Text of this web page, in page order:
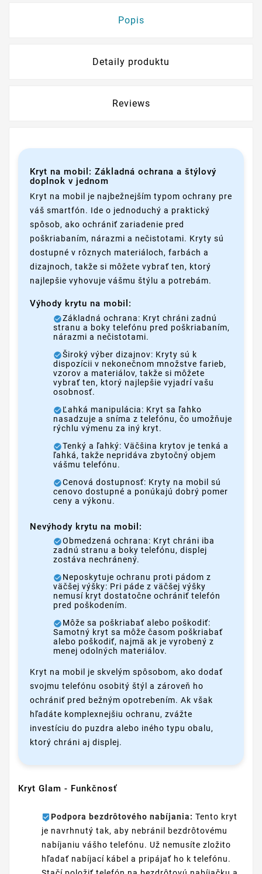
Popis
Detaily produktu
Reviews
Kryt na mobil: Základná ochrana a štýlový
doplnok v jednom
Kryt na mobil je najbežnejším typom ochrany pre
váš smartfón. Ide o jednoduchý a praktický
spôsob, ako ochrániť zariadenie pred
poškriabaním, nárazmi a nečistotami. Kryty sú
dostupné v rôznych materiáloch, farbách a
dizajnoch, takže si môžete vybrať ten, ktorý
najlepšie vyhovuje vášmu štýlu a potrebám.
Výhody krytu na mobil:
Základná ochrana: Kryt chráni zadnú
stranu a boky telefónu pred poškriabaním,
nárazmi a nečistotami.
Široký výber dizajnov: Kryty sú k
dispozícii v nekonečnom množstve farieb,
vzorov a materiálov, takže si môžete
vybrať ten, ktorý najlepšie vyjadrí vašu
osobnosť.
Ľahká manipulácia: Kryt sa ľahko
nasadzuje a sníma z telefónu, čo umožňuje
rýchlu výmenu za iný kryt.
Tenký a ľahký: Väčšina krytov je tenká a
ľahká, takže nepridáva zbytočný objem
vášmu telefónu.
Cenová dostupnosť: Kryty na mobil sú
cenovo dostupné a ponúkajú dobrý pomer
ceny a výkonu.
Nevýhody krytu na mobil:
Obmedzená ochrana: Kryt chráni iba
zadnú stranu a boky telefónu, displej
zostáva nechránený.
Neposkytuje ochranu proti pádom z
väčšej výšky: Pri páde z väčšej výšky
nemusí kryt dostatočne ochrániť telefón
pred poškodením.
Môže sa poškriabať alebo poškodiť:
Samotný kryt sa môže časom poškriabať
alebo poškodiť, najmä ak je vyrobený z
menej odolných materiálov.
Kryt na mobil je skvelým spôsobom, ako dodať
svojmu telefónu osobitý štýl a zároveň ho
ochrániť pred bežným opotrebením. Ak však
hľadáte komplexnejšiu ochranu, zvážte
investíciu do puzdra alebo iného typu obalu,
ktorý chráni aj displej.
Kryt Glam - Funkčnosť
Podpora bezdrôtového nabíjania: Tento kryt
je navrhnutý tak, aby nebránil bezdrôtovému
nabíjaniu vášho telefónu. Už nemusíte zložito
hľadať nabíjací kábel a pripájať ho k telefónu.